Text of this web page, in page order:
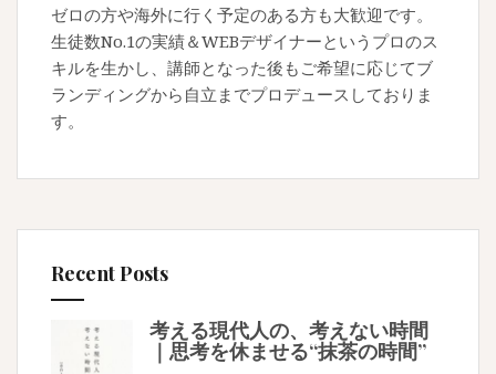
ゼロの方や海外に行く予定のある方も大歓迎です。
生徒数No.1の実績＆WEBデザイナーというプロのス
キルを生かし、講師となった後もご希望に応じてブ
ランディングから自立までプロデュースしておりま
す。
Recent Posts
考える現代人の、考えない時間
｜思考を休ませる“抹茶の時間”